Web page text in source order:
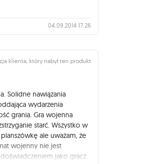
04.09.2014 17:26
klienta, który nabył ten produkt
Solidne nawiązania
wydarzenia
grania. Gra wojenna
starć. Wszystko w
ale uważam, że
wojenny nie jest
jako gracz